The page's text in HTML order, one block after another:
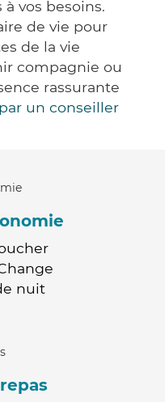
vos besoins.
de vie pour
de la vie
compagnie ou
rassurante
un conseiller
nuit